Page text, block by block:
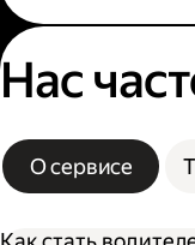
Нас
О сервисе